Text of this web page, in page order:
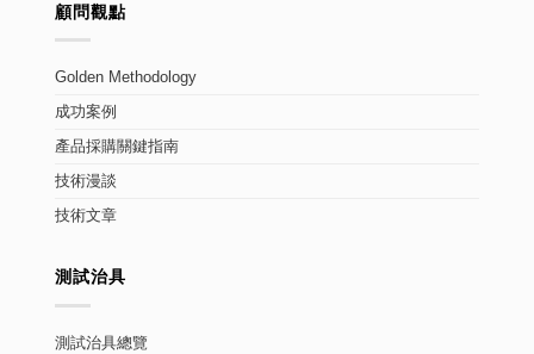
顧問觀點
Golden Methodology
成功案例
產品採購關鍵指南
技術漫談
技術文章
測試治具
測試治具總覽